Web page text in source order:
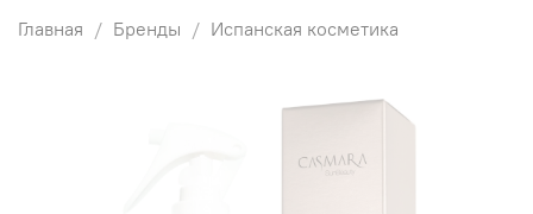
Главная Бренды Испанская косметика